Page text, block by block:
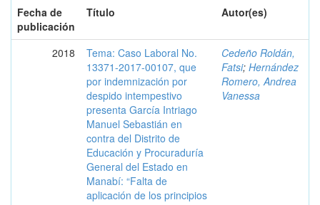
Fecha de
publicación
Título Autor(es)
2018
Tema: Caso Laboral No.
13371-2017-00107, que
por indemnización por
despido intempestivo
presenta García Intriago
Manuel Sebastián en
contra del Distrito de
Educación y Procuraduría
General del Estado en
Manabí: “Falta de
aplicación de los principios
Cedeño Roldán,
Fatsi; Hernández
Romero, Andrea
Vanessa